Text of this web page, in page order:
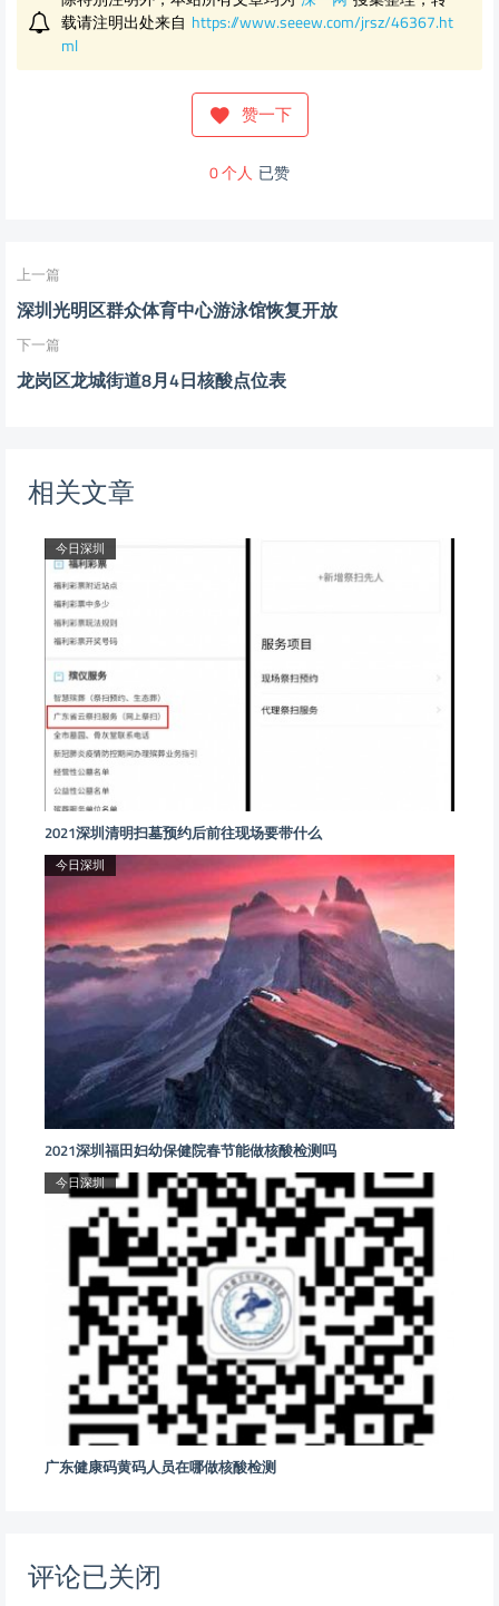
载请注明出处来自 https://www.seeew.com/jrsz/46367.ht
ml
赞一下
0个人 已赞
上一篇
深圳光明区群众体育中心游泳馆恢复开放
下一篇
龙岗区龙城街道8月4日核酸点位表
相关文章
今日深圳
2021深圳清明扫墓预约后前往现场要带什么
今日深圳
2021深圳福田妇幼保健院春节能做核酸检测吗
今日深圳
广东健康码黄码人员在哪做核酸检测
评论已关闭